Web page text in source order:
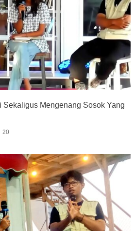
Sekaligus Mengenang Sosok Yang
20